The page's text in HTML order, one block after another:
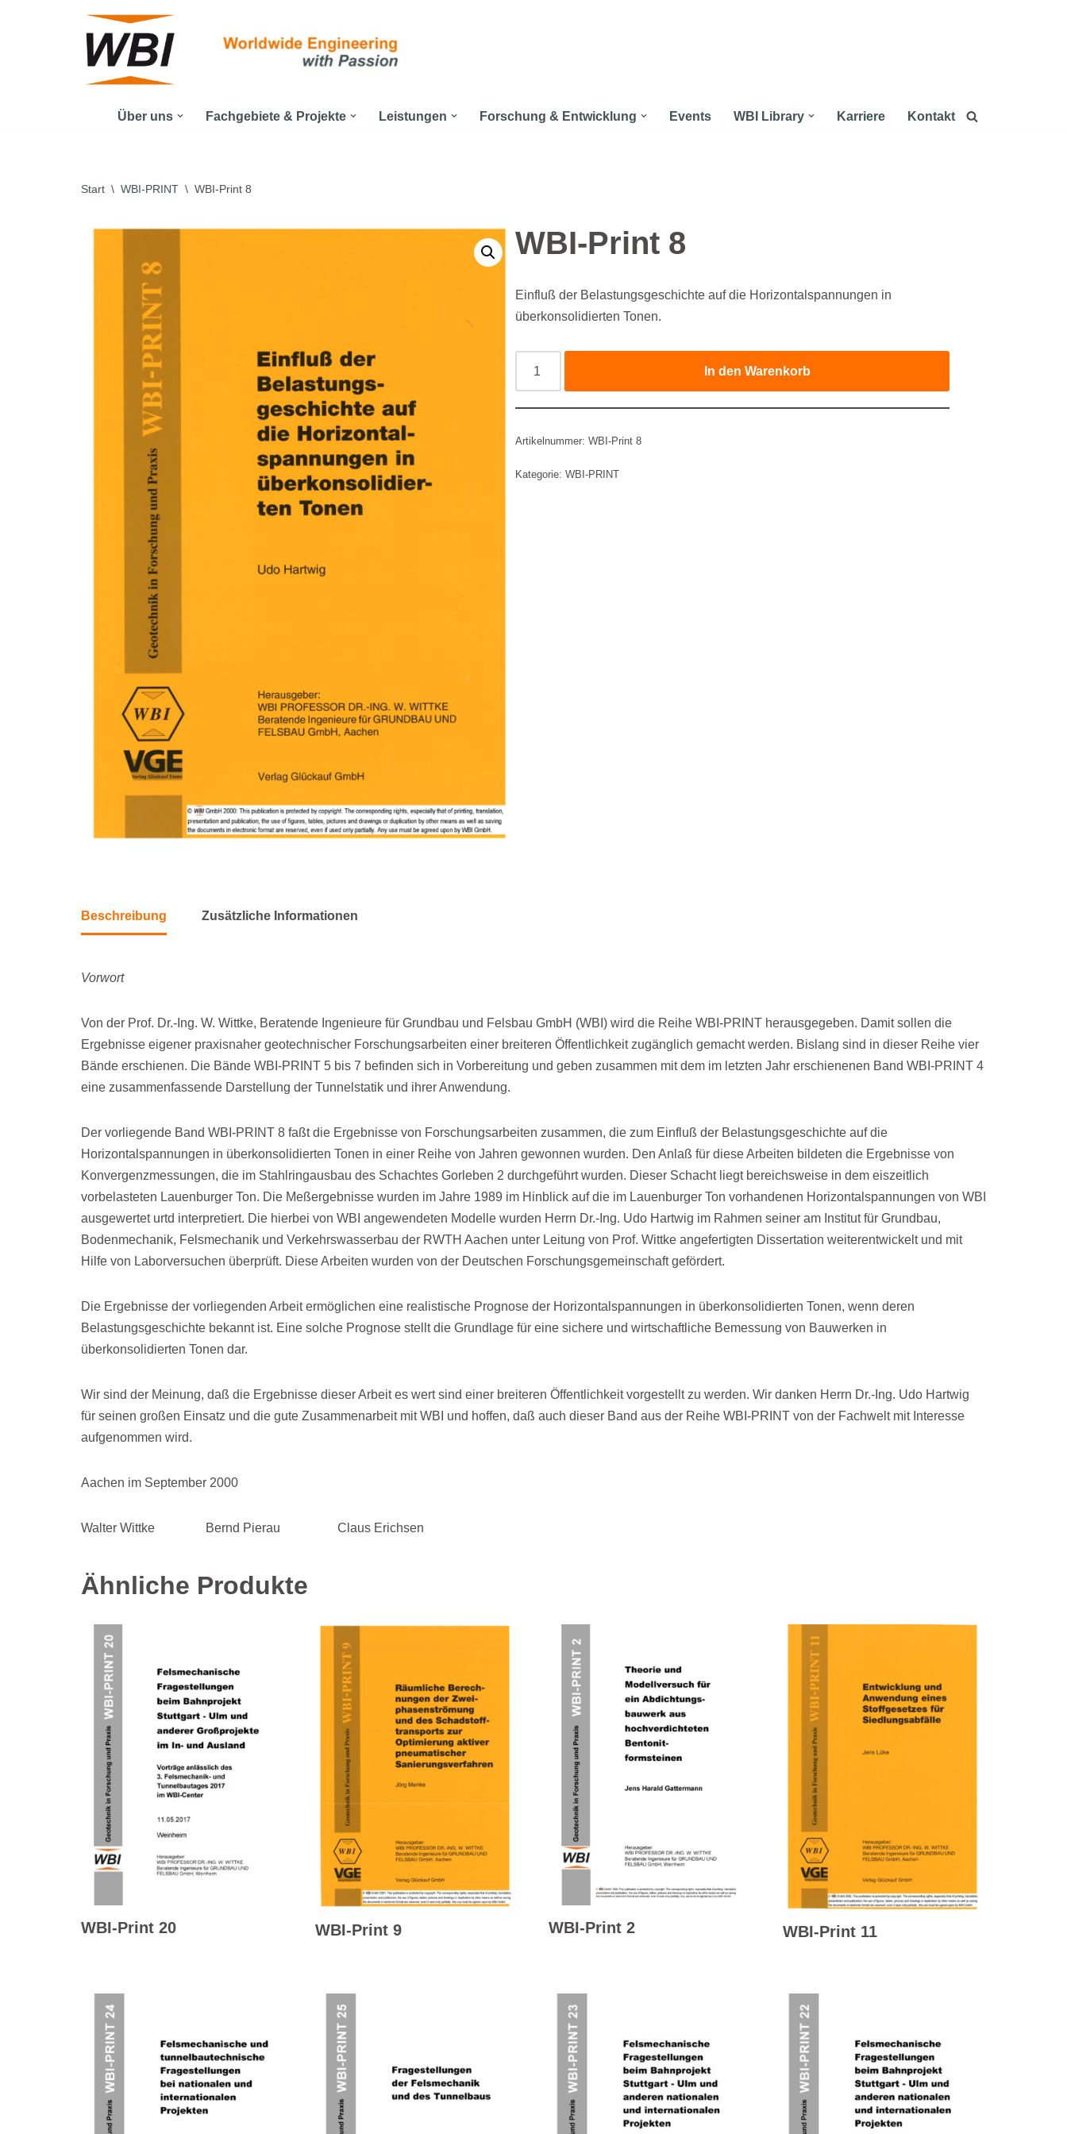
Über uns Fachgebiete & Projekte Leistungen Forschung & Entwicklung Events WBI Library Karriere Kontakt
Start \ WBI-PRINT \ WBI-Print 8
WBI-Print 8
Einfluß der Belastungsgeschichte auf die Horizontalspannungen in
überkonsolidierten Tonen.
In den Warenkorb
Artikelnummer:WBI-Print 8
Kategorie:WBI-PRINT
Beschreibung Zusätzliche Informationen
Vorwort
Von der Prof. Dr.-Ing. W. Wittke, Beratende Ingenieure für Grund­bau und Felsbau GmbH (WBI) wird die Reihe WBI-PRINT herausgegeben. Damit sollen die
Ergebnisse eigener praxisnaher geotechnischer Forschungsarbeiten einer breiteren Öffentlichkeit zugänglich ge­macht werden. Bislang sind in dieser Reihe vier
Bände erschienen. Die Bände WBI-PRINT 5 bis 7 befinden sich in Vorbereitung und ge­ben zusammen mit dem im letzten Jahr erschienenen Band WBI-PRINT 4
eine zusammenfassende Darstellung der Tunnelstatik und ihrer An­wendung.
Der vorliegende Band WBI-PRINT 8 faßt die Ergebnisse von For­schungsarbeiten zusammen, die zum Einfluß der Belastungsgeschichte auf die
Horizontalspannungen in überkonsolidierten Tonen in einer Reihe von Jahren gewonnen wurden. Den Anlaß für diese Arbeiten bildeten die Ergebnisse von
Konvergenzmessungen, die im Stahlring­ausbau des Schachtes Gorleben 2 durchgeführt wurden. Dieser Schacht liegt bereichsweise in dem eiszeitlich
vorbelasteten Lau­enburger Ton. Die Meßergebnisse wurden im Jahre 1989 im Hinblick auf die im Lauenburger Ton vorhandenen Horizontalspannungen von WBI
ausgewertet urtd interpretiert. Die hierbei von WBI angewende­ten Modelle wurden Herrn Dr.-Ing. Udo Hartwig im Rahmen seiner am Institut für Grundbau,
Bodenmechanik, Felsmechanik und Verkehrs­wasserbau der RWTH Aachen unter Leitung von Prof. Wittke angefer­tigten Dissertation weiterentwickelt und mit
Hilfe von Laborversu­chen überprüft. Diese Arbeiten wurden von der Deutschen For­schungsgemeinschaft gefördert.
Die Ergebnisse der vorliegenden Arbeit ermöglichen eine realistische Prognose der Horizontalspannungen in überkonsolidierten To­nen, wenn deren
Belastungsgeschichte bekannt ist. Eine solche Pro­gnose stellt die Grundlage für eine sichere und wirtschaftliche Bemessung von Bauwerken in
überkonsolidierten Tonen dar.
Wir sind der Meinung, daß die Ergebnisse dieser Arbeit es wert sind einer breiteren Öffentlichkeit vorgestellt zu werden. Wir danken Herrn Dr.-Ing. Udo Hartwig
für seinen großen Einsatz und die gute Zusammenarbeit mit WBI und hoffen, daß auch dieser Band aus der Reihe WBI-PRINT von der Fachwelt mit Interesse
aufgenommen wird.
Aachen im September 2000
Walter Wittke Bernd Pierau Claus Erichsen
Ähnliche Produkte
WBI-Print 20 WBI-Print 9 WBI-Print 2 WBI-Print 11